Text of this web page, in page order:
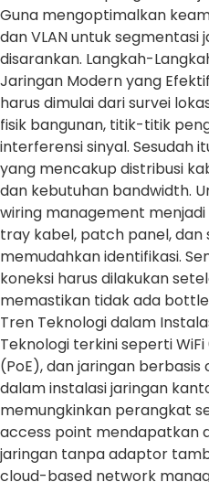
Guna mengoptimalkan
dan VLAN untuk segmentasi
disarankan. Langkah-
Jaringan Modern yang
harus dimulai dari survei
fisik bangunan, titik-titik
interferensi sinyal. Sesudah
yang mencakup distribusi
dan kebutuhan bandwidth.
wiring management
tray kabel, patch panel,
memudahkan identifikasi.
koneksi harus dilakukan
memastikan tidak ada
Tren Teknologi dalam
Teknologi terkini seperti
(PoE), dan jaringan
dalam instalasi jaringan
memungkinkan perangkat
access point mendapatkan
jaringan tanpa adaptor
cloud-based network